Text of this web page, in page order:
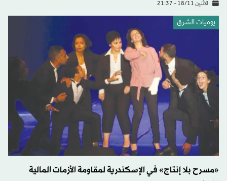
الاثنين 18/11 - 21:37
يوميات الشرق
«مسرح بلا إنتاج» في الإسكندرية لمقاومة الأزمات المالية